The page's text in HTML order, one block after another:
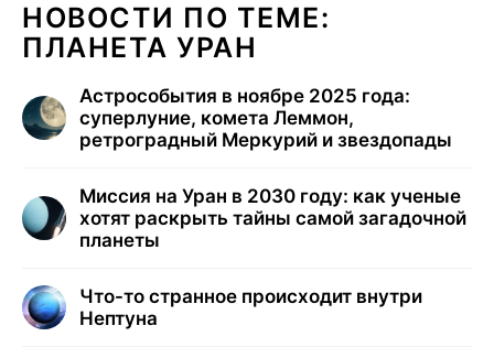
НОВОСТИ ПО ТЕМЕ:
ПЛАНЕТА УРАН
Астрособытия в ноябре 2025 года:
суперлуние, комета Леммон,
ретроградный Меркурий и звездопады
Миссия на Уран в 2030 году: как ученые
хотят раскрыть тайны самой загадочной
планеты
Что-то странное происходит внутри
Нептуна